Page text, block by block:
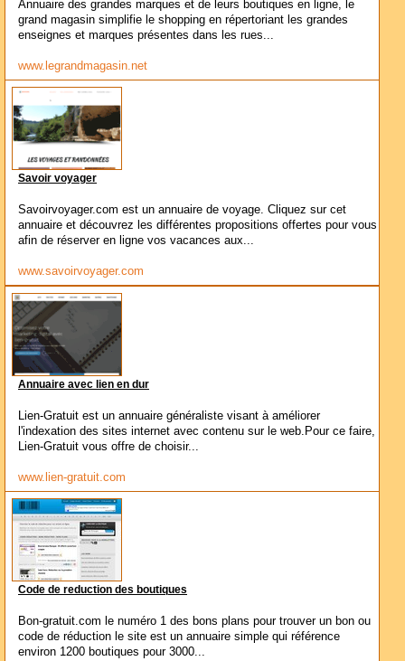
Annuaire des grandes marques et de leurs boutiques en ligne, le
grand magasin simplifie le shopping en répertoriant les grandes
enseignes et marques présentes dans les rues...
www.legrandmagasin.net
Savoir voyager
Savoirvoyager.com est un annuaire de voyage. Cliquez sur cet
annuaire et découvrez les différentes propositions offertes pour vous
afin de réserver en ligne vos vacances aux...
www.savoirvoyager.com
Annuaire avec lien en dur
Lien-Gratuit est un annuaire généraliste visant à améliorer
l'indexation des sites internet avec contenu sur le web.Pour ce faire,
Lien-Gratuit vous offre de choisir...
www.lien-gratuit.com
Code de reduction des boutiques
Bon-gratuit.com le numéro 1 des bons plans pour trouver un bon ou
code de réduction le site est un annuaire simple qui référence
environ 1200 boutiques pour 3000...